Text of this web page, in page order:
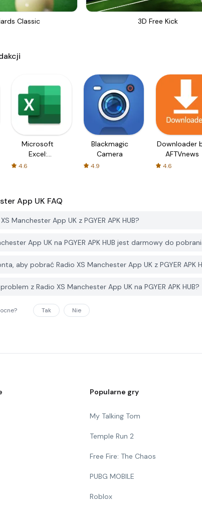
Classic 3D Free Kick
Microsoft
Excel:
Spreadsheets
4.6
Blackmagic
Camera
4.9
Downloader
AFTVnews
4.6
App UK FAQ
Manchester App UK z PGYER APK HUB?
App UK na PGYER APK HUB jest darmowy do
aby pobrać Radio XS Manchester App UK z PGYER APK
z Radio XS Manchester App UK na PGYER APK HUB?
Tak Nie
Popularne gry
My Talking Tom
Temple Run 2
Free Fire: The Chaos
PUBG MOBILE
Roblox